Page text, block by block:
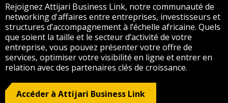
Rejoignez Attijari Business Link, notre communauté de
networking d'affaires entre entreprises, investisseurs et
structures d’accompagnement à l’échelle africaine. Quels
que soient la taille et le secteur d’activité de votre
entreprise, vous pouvez présenter votre offre de
services, optimiser votre visibilité en ligne et entrer en
relation avec des partenaires clés de croissance.
Accéder à Attijari Business Link